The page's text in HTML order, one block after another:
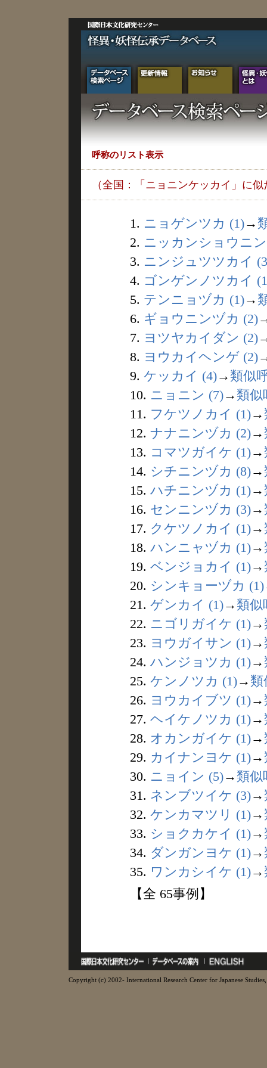
呼称のリスト表示
（全国：「ニョニンケッカイ」に
1. ニョゲンツカ (1)→
2. ニッカンショウニ
3. ニンジュツツカイ
4. ゴンゲンノツカイ
5. テンニョヅカ (1)→
6. ギョウニンヅカ (2)
7. ヨツヤカイダン (2)
8. ヨウカイヘンゲ (2)
9. ケッカイ (4)→ 類似
10. ニョニン (7)→ 類似
11. フケツノカイ (1)→
12. ナナニンヅカ (2)→
13. コマツガイケ (1)→
14. シチニンヅカ (8)→
15. ハチニンヅカ (1)→
16. センニンヅカ (3)→
17. クケツノカイ (1)→
18. ハンニャヅカ (1)→
19. ベンジョカイ (1)→
20. シンキョーヅカ (1)
21. ゲンカイ (1)→ 類似
22. ニゴリガイケ (1)→
23. ヨウガイサン (1)→
24. ハンジョツカ (1)→
25. ケンノツカ (1)→ 類
26. ヨウカイブツ (1)→
27. ヘイケノツカ (1)→
28. オカンガイケ (1)→
29. カイナンヨケ (1)→
30. ニョイン (5)→ 類似
31. ネンブツイケ (3)→
32. ケンカマツリ (1)→
33. ショクカケイ (1)→
34. ダンガンヨケ (1)→
35. ワンカシイケ (1)→
【全 65事例】
Copyright (c) 2002- International Research Center for Japanese